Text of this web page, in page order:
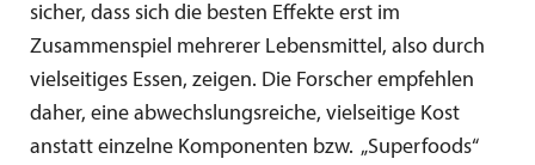
sicher, dass sich die besten Effekte erst im
Zusammenspiel mehrerer Lebensmittel, also durch
vielseitiges Essen, zeigen. Die Forscher empfehlen
daher, eine abwechslungsreiche, vielseitige Kost
anstatt einzelne Komponenten bzw. „Superfoods“